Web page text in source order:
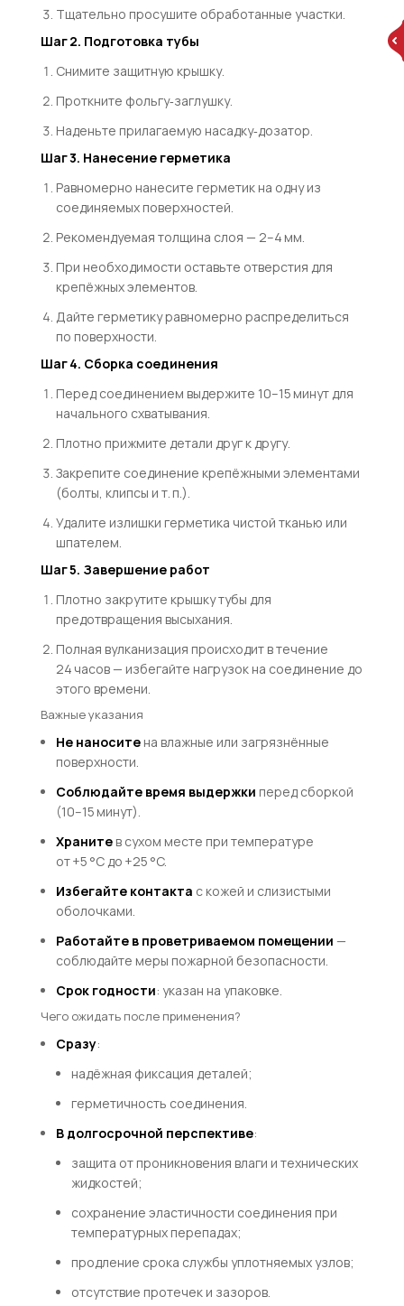
Тщательно просушите обработанные участки.
Шаг 2. Подготовка тубы
Снимите защитную крышку.
Проткните фольгу‑заглушку.
Наденьте прилагаемую насадку‑дозатор.
Шаг 3. Нанесение герметика
Равномерно нанесите герметик на одну из
соединяемых поверхностей.
Рекомендуемая толщина слоя — 2–4 мм.
При необходимости оставьте отверстия для
крепёжных элементов.
Дайте герметику равномерно распределиться
по поверхности.
Шаг 4. Сборка соединения
Перед соединением выдержите 10–15 минут для
начального схватывания.
Плотно прижмите детали друг к другу.
Закрепите соединение крепёжными элементами
(болты, клипсы и т. п.).
Удалите излишки герметика чистой тканью или
шпателем.
Шаг 5. Завершение работ
Плотно закрутите крышку тубы для
предотвращения высыхания.
Полная вулканизация происходит в течение
24 часов — избегайте нагрузок на соединение до
этого времени.
Важные указания
Не наноситена влажные или загрязнённые
поверхности.
Соблюдайте время выдержки перед сборкой
(10–15 минут).
Хранитев сухом месте при температуре
от +5 °C до +25 °C.
Избегайте контакта с кожей и слизистыми
оболочками.
Работайте в проветриваемом помещении —
соблюдайте меры пожарной безопасности.
Срок годности: указан на упаковке.
Чего ожидать после применения?
Сразу:
надёжная фиксация деталей;
герметичность соединения.
В долгосрочной перспективе:
защита от проникновения влаги и технических
жидкостей;
сохранение эластичности соединения при
температурных перепадах;
продление срока службы уплотняемых узлов;
отсутствие протечек и зазоров.